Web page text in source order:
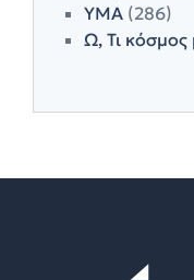
ΥΜΑ (286)
Ω, Τι